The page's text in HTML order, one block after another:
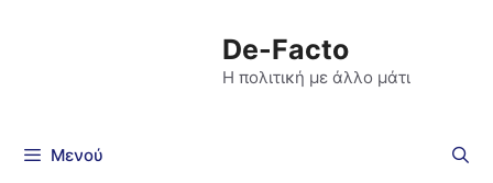
De-Facto
Η πολιτική με άλλο μάτι
Μενού